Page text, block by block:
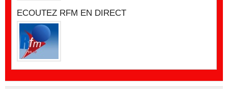
ECOUTEZ RFM EN DIRECT